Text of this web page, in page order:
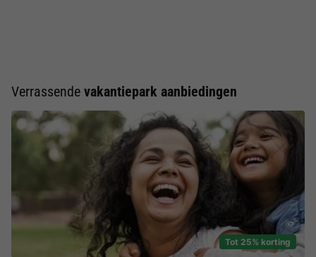
Verrassende vakantiepark aanbiedingen
Tot 25% korting